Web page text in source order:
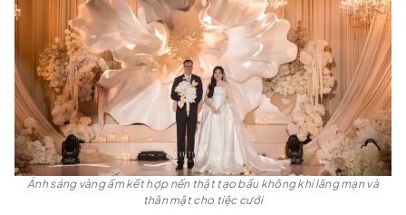
Ánh sáng vàng ấm kết hợp nến thật tạo bầu không khí lãng mạn và
thân mật cho tiệc cưới